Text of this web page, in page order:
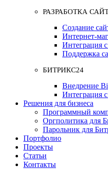
РАЗРАБОТКА
Создание
Интернет-
Интеграция
Поддержка
БИТРИКС24
Внедрение
Интеграция
Решения для бизнеса
Программный
Оргполитика для
Парольник для
Портфолио
Проекты
Статьи
Контакты